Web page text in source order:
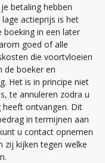
betaling hebben
actieprijs is het
boeking in een later
goed of alle
die voortvloeien
de boeker en
Het is in principe niet
te annuleren zodra u
heeft ontvangen. Dit
in termijnen aan
u contact opnemen
zij kijken tegen welke